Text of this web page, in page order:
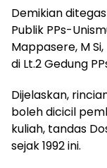
Demikian
Publik PPs-
Mappasere, M
di Lt.2 Gedung
Dijelaskan,
boleh dicicil
kuliah, tandas
sejak 1992 ini.